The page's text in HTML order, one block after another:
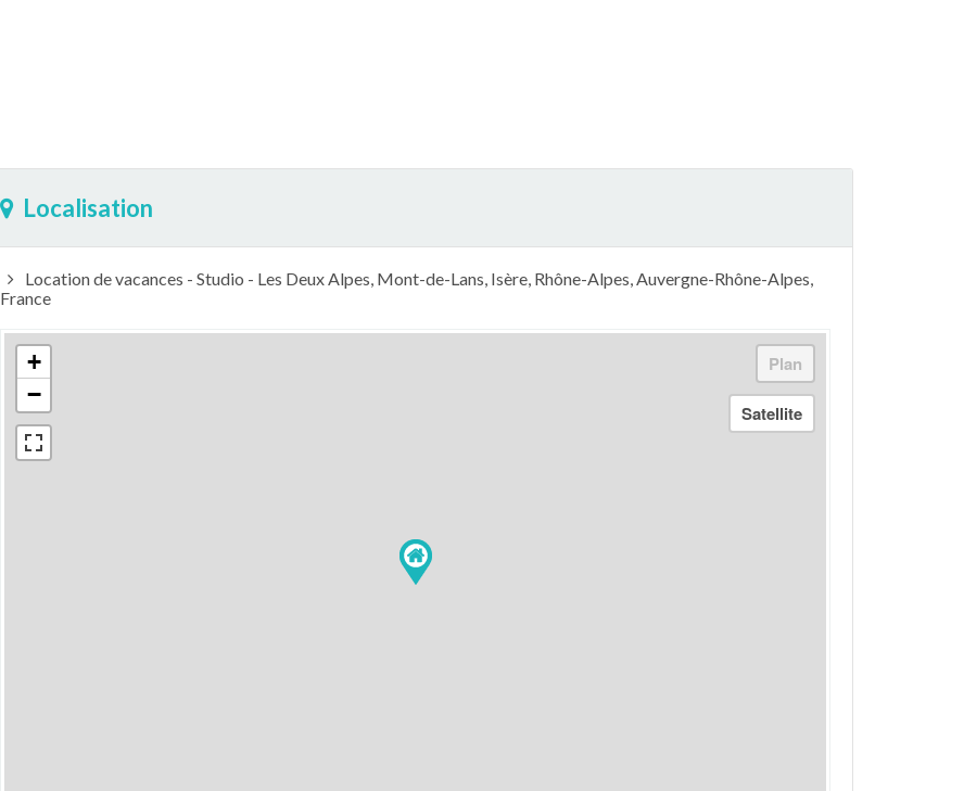
Localisation
Location de vacances - Studio - Les Deux Alpes, Mont-de-Lans, Isère, Rhône-Alpes, Auvergne-Rhône-Alpes,
France
+
−